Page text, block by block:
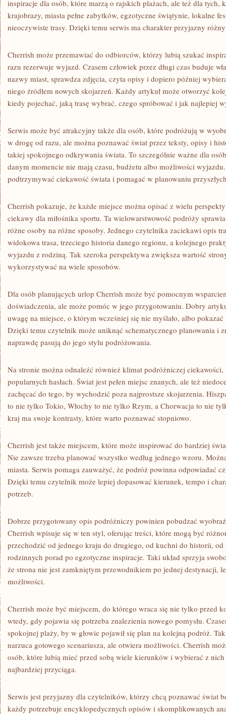
inspiracje dla osób, które marzą o rajskich plażach, ale też dla tych,
krajobrazy, miasta pełne zabytków, egzotyczne świątynie, lokalne
nieoczywiste trasy. Dzięki temu serwis ma charakter przyjazny
Cherrish może przemawiać do odbiorców, którzy lubią szukać
razu rezerwuje wyjazd. Czasem człowiek przez długi czas buduje
nazwy miast, sprawdza zdjęcia, czyta opisy i dopiero później
niego źródłem nowych skojarzeń. Każdy artykuł może otworzyć
kiedy pojechać, jaką trasę wybrać, czego spróbować i jak najlepiej
Serwis może być atrakcyjny także dla osób, które podróżują w
w drogę od razu, ale można poznawać świat przez teksty, opisy i
takiej spokojnego odkrywania świata. To szczególnie ważne dla
danym momencie nie mają czasu, budżetu albo możliwości
podtrzymywać ciekawość świata i pomagać w planowaniu
Cherrish pokazuje, że każde miejsce można opisać z wielu
ciekawy dla miłośnika sportu. Ta wielowarstwowość podróży
różne osoby na różne sposoby. Jednego czytelnika zaciekawi opis
widokowa trasa, trzeciego historia danego regionu, a kolejnego
wyjazdu z rodziną. Tak szeroka perspektywa zwiększa wartość
wykorzystywać na wiele sposobów.
Dla osób planujących urlop Cherrish może być pomocnym
doświadczenia, ale może pomóc w jego przygotowaniu. Dobry
uwagę na miejsce, o którym wcześniej się nie myślało, albo
Dzięki temu czytelnik może uniknąć schematycznego planowania i
naprawdę pasują do jego stylu podróżowania.
Na stronie można odnaleźć również klimat podróżniczej
popularnych hasłach. Świat jest pełen miejsc znanych, ale też
zachęcać do tego, by wychodzić poza najprostsze skojarzenia.
to nie tylko Tokio, Włochy to nie tylko Rzym, a Chorwacja to nie
kraj ma swoje kontrasty, które warto poznawać stopniowo.
Cherrish jest także miejscem, które może inspirować do bardziej
Nie zawsze trzeba planować wszystko według jednego wzoru.
miasta. Serwis pomaga zauważyć, że podróż powinna odpowiadać
Dzięki temu czytelnik może lepiej dopasować kierunek, tempo i
potrzeb.
Dobrze przygotowany opis podróżniczy powinien pobudzać
Cherrish wpisuje się w ten styl, oferując treści, które mogą być
przechodzić od jednego kraju do drugiego, od kuchni do historii,
rodzinnych porad po egzotyczne inspiracje. Taki układ sprzyja
że strona nie jest zamkniętym przewodnikiem po jednej destynacji,
możliwości.
Cherrish może być miejscem, do którego wraca się nie tylko przed
wtedy, gdy pojawia się potrzeba znalezienia nowego pomysłu.
spokojnej plaży, by w głowie pojawił się plan na kolejną podróż.
narzuca gotowego scenariusza, ale otwiera możliwości. Cherrish
osób, które lubią mieć przed sobą wiele kierunków i wybierać z
najbardziej przyciąga.
Serwis jest przyjazny dla czytelników, którzy chcą poznawać świat
każdy potrzebuje encyklopedycznych opisów i skomplikowanych